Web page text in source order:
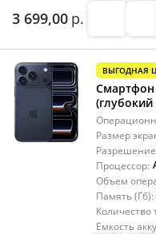
3 699,00 р.
ВЫГОДНАЯ
Смартфон
Размер
Процессор:
Объем
Память (Гб):
Емкость